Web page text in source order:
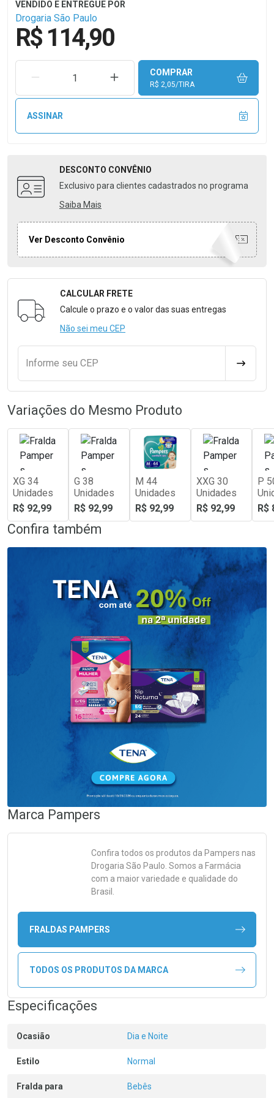
Drogaria São Paulo
R$ 114,90
REMOVER UMA UNIDADEAUMENTAR UMA UNIDADE
COMPRAR
R$ 2,05/TIRA
ASSINAR
DESCONTO CONVÊNIO
Exclusivo para clientes cadastrados no programa
Saiba Mais
Ver Desconto Convênio
Formulário para Calcular o Frete
CALCULAR FRETE
Calcule o prazo e o valor das suas entregas
Não sei meu CEP
Informe seu CEP
Variações do Mesmo Produto
XG 34
Unidades
R$ 92,99
G 38
Unidades
R$ 92,99
M 44
Unidades
R$ 92,99
XXG 30
Unidades
R$ 92,99
P
R$
Confira também
Marca Pampers
Confira todos os produtos da Pampers nas
Drogaria São Paulo. Somos a Farmácia
com a maior variedade e qualidade do
Brasil.
FRALDAS PAMPERS
TODOS OS PRODUTOS DA MARCA
Especificações
Ocasião Dia e Noite
Estilo Normal
Fralda para Bebês